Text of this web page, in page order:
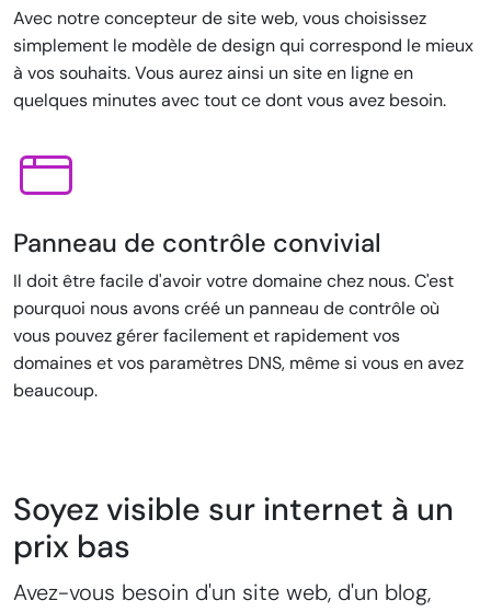
Avec notre concepteur de site web, vous choisissez
simplement le modèle de design qui correspond le mieux
à vos souhaits. Vous aurez ainsi un site en ligne en
quelques minutes avec tout ce dont vous avez besoin.
Panneau de contrôle convivial
Il doit être facile d'avoir votre domaine chez nous. C'est
pourquoi nous avons créé un panneau de contrôle où
vous pouvez gérer facilement et rapidement vos
domaines et vos paramètres DNS, même si vous en avez
beaucoup.
Soyez visible sur internet à un
prix bas
Avez-vous besoin d'un site web, d'un blog,